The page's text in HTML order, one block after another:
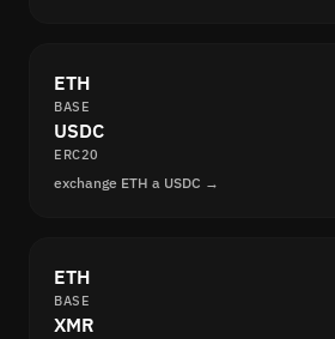
ETH
BASE
USDC
ERC20
exchange ETH a USDC →
ETH
BASE
XMR